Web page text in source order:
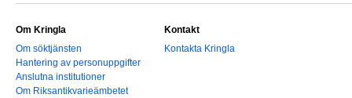
Om Kringla
Om söktjänsten
Hantering av personuppgifter
Anslutna institutioner
Om Riksantikvarieämbetet
Kontakt
Kontakta Kringla